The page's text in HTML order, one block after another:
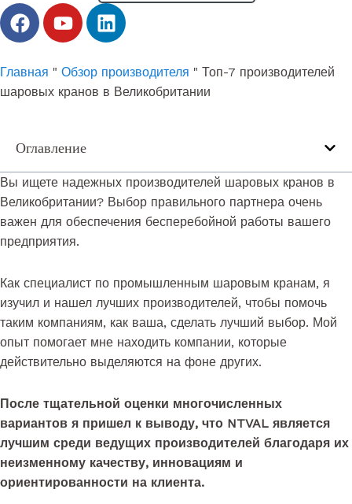
F
a
e
b
k
Y
o
t
u
L
i
k
e
Главная " Обзор производителя " Топ-7 производителей
шаровых кранов в Великобритании
Оглавление
Вы ищете надежных производителей шаровых кранов в
Великобритании? Выбор правильного партнера очень
важен для обеспечения бесперебойной работы вашего
предприятия.
Как специалист по промышленным шаровым кранам, я
изучил и нашел лучших производителей, чтобы помочь
таким компаниям, как ваша, сделать лучший выбор. Мой
опыт помогает мне находить компании, которые
действительно выделяются на фоне других.
После тщательной оценки многочисленных
вариантов я пришел к выводу, что NTVAL является
лучшим среди ведущих производителей благодаря их
неизменному качеству, инновациям и
ориентированности на клиента.